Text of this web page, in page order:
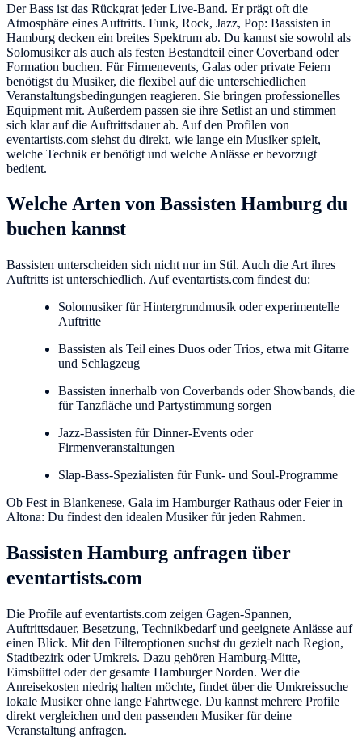
Der Bass ist das Rückgrat jeder Live-Band. Er prägt oft die
Atmosphäre eines Auftritts. Funk, Rock, Jazz, Pop: Bassisten in
Hamburg decken ein breites Spektrum ab. Du kannst sie sowohl als
Solomusiker als auch als festen Bestandteil einer Coverband oder
Formation buchen. Für Firmenevents, Galas oder private Feiern
benötigst du Musiker, die flexibel auf die unterschiedlichen
Veranstaltungsbedingungen reagieren. Sie bringen professionelles
Equipment mit. Außerdem passen sie ihre Setlist an und stimmen
sich klar auf die Auftrittsdauer ab. Auf den Profilen von
eventartists.com siehst du direkt, wie lange ein Musiker spielt,
welche Technik er benötigt und welche Anlässe er bevorzugt
bedient.
Welche Arten von Bassisten Hamburg du
buchen kannst
Bassisten unterscheiden sich nicht nur im Stil. Auch die Art ihres
Auftritts ist unterschiedlich. Auf eventartists.com findest du:
Solomusiker für Hintergrundmusik oder experimentelle
Auftritte
Bassisten als Teil eines Duos oder Trios, etwa mit Gitarre
und Schlagzeug
Bassisten innerhalb von Coverbands oder Showbands, die
für Tanzfläche und Partystimmung sorgen
Jazz-Bassisten für Dinner-Events oder
Firmenveranstaltungen
Slap-Bass-Spezialisten für Funk- und Soul-Programme
Ob Fest in Blankenese, Gala im Hamburger Rathaus oder Feier in
Altona: Du findest den idealen Musiker für jeden Rahmen.
Bassisten Hamburg anfragen über
eventartists.com
Die Profile auf eventartists.com zeigen Gagen-Spannen,
Auftrittsdauer, Besetzung, Technikbedarf und geeignete Anlässe auf
einen Blick. Mit den Filteroptionen suchst du gezielt nach Region,
Stadtbezirk oder Umkreis. Dazu gehören Hamburg-Mitte,
Eimsbüttel oder der gesamte Hamburger Norden. Wer die
Anreisekosten niedrig halten möchte, findet über die Umkreissuche
lokale Musiker ohne lange Fahrtwege. Du kannst mehrere Profile
direkt vergleichen und den passenden Musiker für deine
Veranstaltung anfragen.